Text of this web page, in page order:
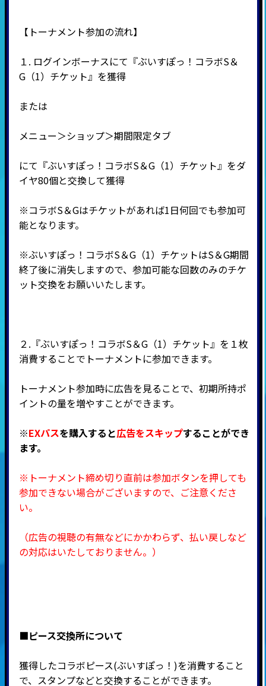
【トーナメント参加の流れ】
１. ログインボーナスにて『ぶいすぽっ！コラボS＆
G（1）チケット』を獲得
または
メニュー＞ショップ＞期間限定タブ
にて『ぶいすぽっ！コラボS＆G（1）チケット』をダ
イヤ80個と交換して獲得
※コラボS＆Gはチケットがあれば1日何回でも参加可
能となります。
※ぶいすぽっ！コラボS＆G（1）チケットはS＆G期間
終了後に消失しますので、参加可能な回数のみのチケ
ット交換をお願いいたします。
２.『ぶいすぽっ！コラボS＆G（1）チケット』を１枚
消費することでトーナメントに参加できます。
トーナメント参加時に広告を見ることで、初期所持ポ
イントの量を増やすことができます。
※EXパスを購入すると広告をスキップすることができ
ます。
※トーナメント締め切り直前は参加ボタンを押しても
参加できない場合がございますので、ご注意くださ
い。
（広告の視聴の有無などにかかわらず、払い戻しなど
の対応はいたしておりません。）
■ピース交換所について
獲得したコラボピース(ぶいすぽっ！)を消費すること
で、スタンプなどと交換することができます。